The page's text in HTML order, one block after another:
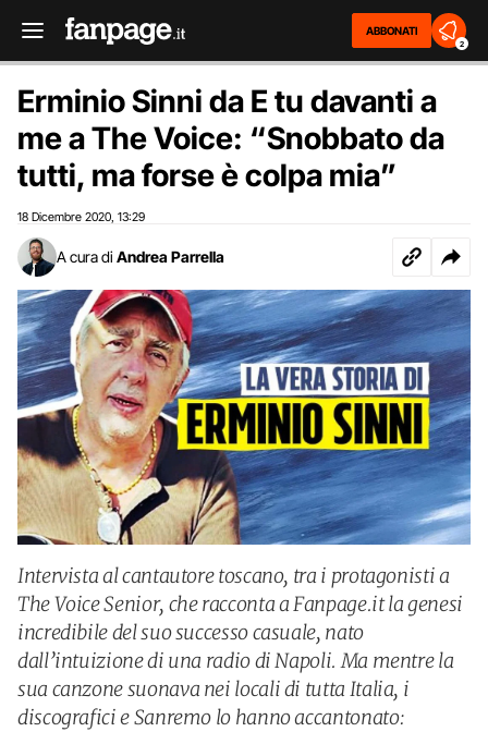
ABBONATI
2
Erminio Sinni da E tu davanti a
me a The Voice: “Snobbato da
tutti, ma forse è colpa mia”
18 Dicembre 2020 13:29
A cura di Andrea Parrella
Intervista al cantautore toscano, tra i protagonisti a
The Voice Senior, che racconta a Fanpage.it la genesi
incredibile del suo successo casuale, nato
dall’intuizione di una radio di Napoli. Ma mentre la
sua canzone suonava nei locali di tutta Italia, i
discografici e Sanremo lo hanno accantonato: